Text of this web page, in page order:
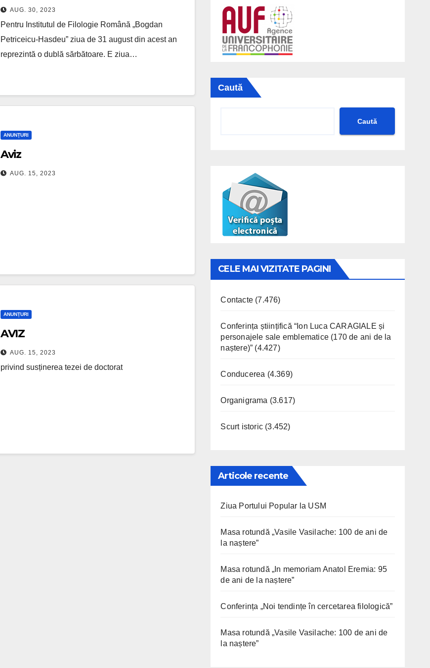
AUG. 30, 2023
Pentru Institutul de Filologie Română „Bogdan
Petriceicu-Hasdeu” ziua de 31 august din acest an
reprezintă o dublă sărbătoare. E ziua…
ANUNȚURI
Aviz
AUG. 15, 2023
ANUNȚURI
AVIZ
AUG. 15, 2023
privind susținerea tezei de doctorat
Caută
Caută
CELE MAI VIZITATE PAGINI
Contacte (7.476)
Conferința științifică “Ion Luca CARAGIALE și
personajele sale emblematice (170 de ani de la
naștere)” (4.427)
Conducerea (4.369)
Organigrama (3.617)
Scurt istoric (3.452)
Articole recente
Ziua Portului Popular la USM
Masa rotundă „Vasile Vasilache: 100 de ani de
la naștere”
Masa rotundă „In memoriam Anatol Eremia: 95
de ani de la naștere”
Conferința „Noi tendințe în cercetarea filologică”
Masa rotundă „Vasile Vasilache: 100 de ani de
la naștere”